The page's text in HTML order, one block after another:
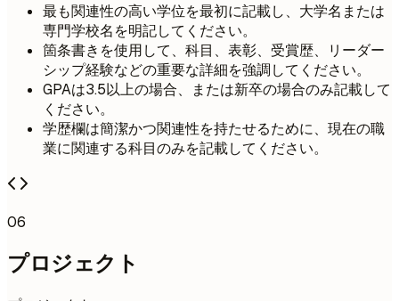
最も関連性の高い学位を最初に記載し、大学名または
専門学校名を明記してください。
箇条書きを使用して、科目、表彰、受賞歴、リーダー
シップ経験などの重要な詳細を強調してください。
GPAは3.5以上の場合、または新卒の場合のみ記載して
ください。
学歴欄は簡潔かつ関連性を持たせるために、現在の職
業に関連する科目のみを記載してください。
06
プロジェクト